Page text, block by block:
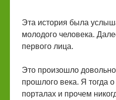
Эта история была
молодого человека.
первого лица.
Это произошло
прошлого века. Я тогда
порталах и прочем